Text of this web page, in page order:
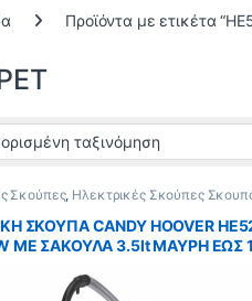
Προϊόντα με ετικέτα
Σκούπες, Ηλεκτρικές Σκούπες
ΣΚΟΥΠΑ CANDY HOOVER
ΜΕ ΣΑΚΟΥΛΑ 3.5lt ΜΑΥΡΗ ΕΩΣ